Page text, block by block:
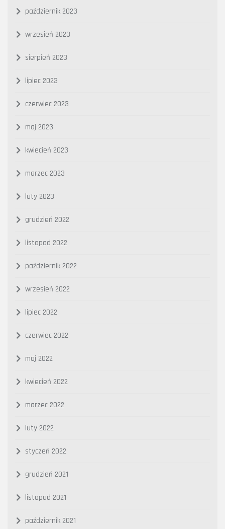
październik 2023
wrzesień 2023
sierpień 2023
lipiec 2023
czerwiec 2023
maj 2023
kwiecień 2023
marzec 2023
luty 2023
grudzień 2022
listopad 2022
październik 2022
wrzesień 2022
lipiec 2022
czerwiec 2022
maj 2022
kwiecień 2022
marzec 2022
luty 2022
styczeń 2022
grudzień 2021
listopad 2021
październik 2021